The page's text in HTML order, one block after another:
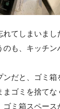
れてしまいま
のも、キッチ
ンだと、ゴミ
まゴミを捨てな
ゴミ箱スペー